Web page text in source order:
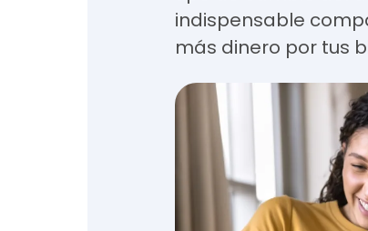
indispensable
más dinero por tus